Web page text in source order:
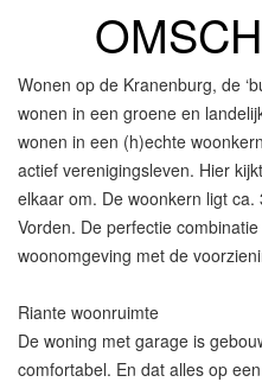
Wonen op de Kranenburg, de
wonen in een groene en
wonen in een (h)echte
actief verenigingsleven. Hier
elkaar om. De woonkern ligt
Vorden. De perfectie
woonomgeving met de
Riante woonruimte
De woning met garage is
comfortabel. En dat alles op